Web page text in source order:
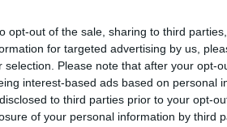
opt-out of the sale, sharing to third
for targeted advertising by us,
selection. Please note that after your opt-
interest-based ads based on personal
to third parties prior to your opt-
of your personal information by third
y eludir a cifras
social y económico
innecesarias,de viernes a
18.00 horas, respecto al
:“Estas agrupaciones de